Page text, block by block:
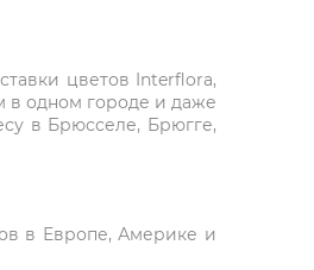
цветов Interflora,
в одном городе и даже
в Брюсселе, Брюгге,
в Европе, Америке и